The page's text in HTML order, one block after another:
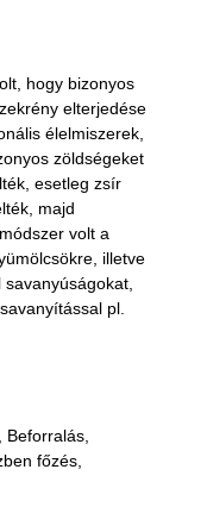
hogy bizonyos
elterjedése
élelmiszerek,
zöldségeket
esetleg zsír
majd
volt a
illetve
pl.
főzés,